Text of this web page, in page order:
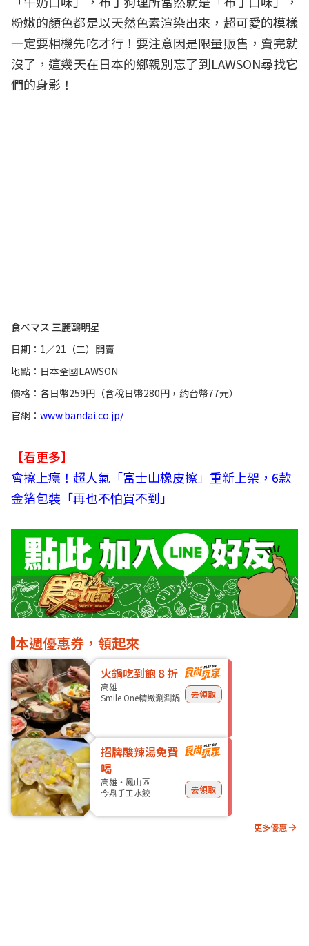
粉嫩的顏色都是以天然色素渲染出來，超可愛的模樣
一定要相機先吃才行！要注意因是限量販售，賣完就
沒了，這幾天在日本的鄉親別忘了到LAWSON尋找它
們的身影！
食べマス 三麗鷗明星
日期：1／21（二）開賣
地點：日本全國LAWSON
價格：各日幣259円（含稅日幣280円，約台幣77元）
官網： www.bandai.co.jp/
【看更多】
會擦上癮！超人氣「富士山橡皮擦」重新上架，6款
金箔包裝「再也不怕買不到」
本週優惠券，領起來
火鍋吃到飽８折
高雄
Smile One精緻涮涮鍋
去領取
招牌酸辣湯免費
喝
高雄・鳳山區
今鼎手工水餃
去領取
更多優惠